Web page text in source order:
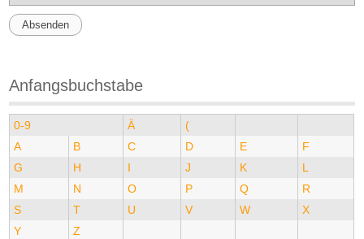
Anfangsbuchstabe
0-9 Ä
(
A
B C D E
F
G
H I J K
L
M
N O P Q
R
S
T U V W
X
Y
Z